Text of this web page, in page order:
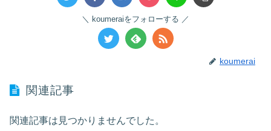
koumeraiをフォローする
koumerai
関連記事
関連記事は見つかりませんでした。